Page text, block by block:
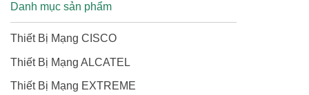
Danh mục sản phẩm
Thiết Bị Mạng CISCO
Thiết Bị Mạng ALCATEL
Thiết Bị Mạng EXTREME